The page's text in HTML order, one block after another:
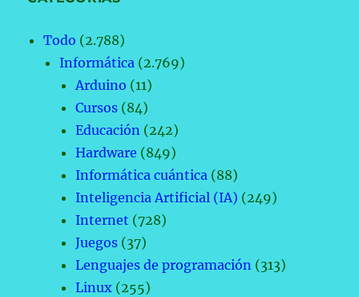
Todo (2.788)
Informática (2.769)
Arduino (11)
Cursos (84)
Educación (242)
Hardware (849)
Informática cuántica (88)
Inteligencia Artificial (IA) (249)
Internet (728)
Juegos (37)
Lenguajes de programación (313)
Linux (255)